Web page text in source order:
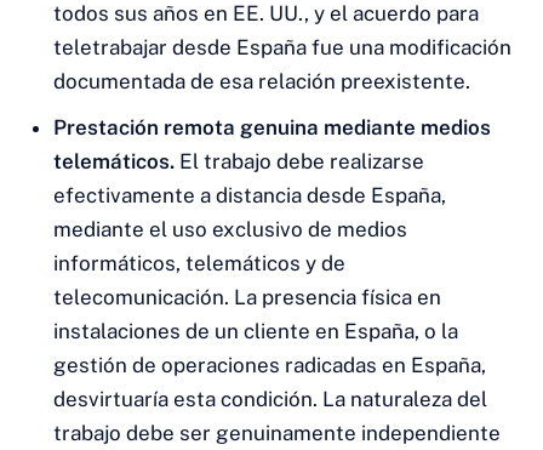
todos sus años en EE. UU., y el acuerdo para
teletrabajar desde España fue una modificación
documentada de esa relación preexistente.
Prestación remota genuina mediante medios
telemáticos. El trabajo debe realizarse
efectivamente a distancia desde España,
mediante el uso exclusivo de medios
informáticos, telemáticos y de
telecomunicación. La presencia física en
instalaciones de un cliente en España, o la
gestión de operaciones radicadas en España,
desvirtuaría esta condición. La naturaleza del
trabajo debe ser genuinamente independiente